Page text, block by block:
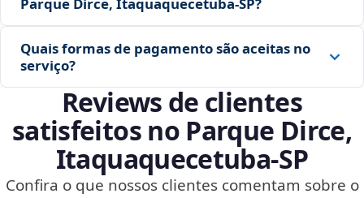
Parque Dirce, Itaquaquecetuba‑SP?
Quais formas de pagamento são aceitas no
serviço?
Reviews de clientes
satisfeitos no Parque Dirce,
Itaquaquecetuba‑SP
Confira o que nossos clientes comentam sobre o